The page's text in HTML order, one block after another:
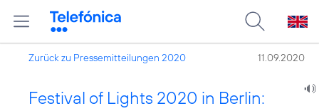
Zurück zu Pressemitteilungen 2020 11.09.2020
Festival of Lights 2020 in Berlin: